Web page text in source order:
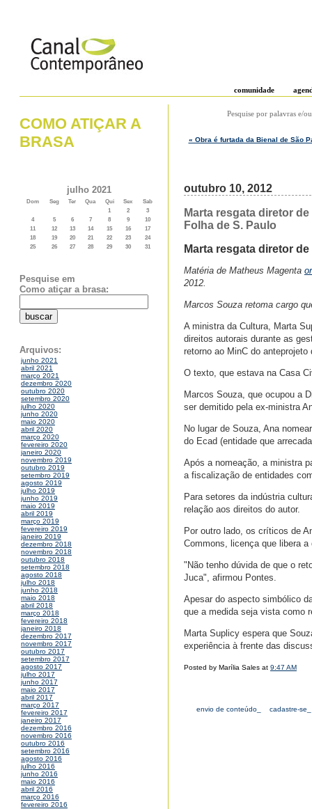
comunidade
COMO ATIÇAR A
BRASA
julho 2021
Dom Seg Ter Qua Qui Sex
Sab
1
2
3
4
5 6 7 8 9
10
11
12 13 14 15 16
17
18
19 20 21 22 23
24
25
26 27 28 29 30 31
Pesquise em
Como atiçar a brasa:
Arquivos:
junho 2021
abril 2021
março 2021
dezembro 2020
outubro 2020
setembro 2020
julho 2020
junho 2020
maio 2020
abril 2020
março 2020
fevereiro 2020
janeiro 2020
novembro 2019
outubro 2019
setembro 2019
agosto 2019
julho 2019
junho 2019
maio 2019
abril 2019
março 2019
fevereiro 2019
janeiro 2019
dezembro 2018
novembro 2018
outubro 2018
setembro 2018
agosto 2018
julho 2018
junho 2018
maio 2018
abril 2018
março 2018
fevereiro 2018
janeiro 2018
dezembro 2017
novembro 2017
outubro 2017
setembro 2017
agosto 2017
julho 2017
junho 2017
maio 2017
abril 2017
março 2017
fevereiro 2017
janeiro 2017
dezembro 2016
novembro 2016
outubro 2016
setembro 2016
agosto 2016
julho 2016
junho 2016
maio 2016
abril 2016
março 2016
fevereiro 2016
Pesquise por palavras e/
« Obra é furtada da Bienal de São
outubro 10, 2012
Marta resgata diretor
Folha de S. Paulo
Marta resgata diretor
Matéria de Matheus Magenta
2012.
Marcos Souza retoma cargo
A ministra da Cultura, Marta
direitos autorais durante as
retorno ao MinC do
O texto, que estava na Casa
Marcos Souza, que ocupou a
ser demitido pela ex-ministra
No lugar de Souza, Ana
do Ecad (entidade que
Após a nomeação, a ministra
a fiscalização de entidades
Para setores da indústria
relação aos direitos do autor.
Por outro lado, os críticos de
Commons, licença que libera
"Não tenho dúvida de que o
Juca", afirmou Pontes.
Apesar do aspecto simbólico
que a medida seja vista como
Marta Suplicy espera que
experiência à frente das
Posted by Marília Sales at 9:47 AM
envio de conteúdo_ cadastre-se_